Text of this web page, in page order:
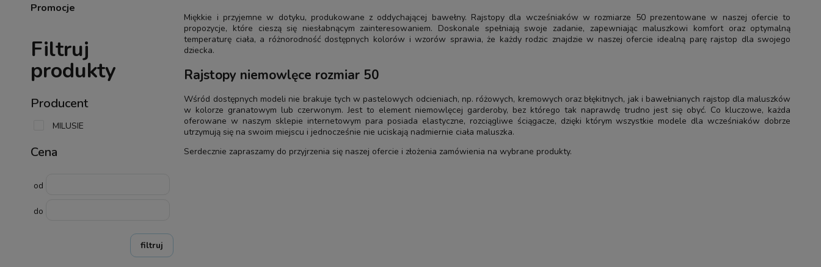
Promocje
Filtruj
produkty
Producent
MILUSIE
Cena
od
do
filtruj
Miękkie i przyjemne w dotyku, produkowane z oddychającej bawełny. Rajstopy dla wcześniaków w rozmiarze 50 prezentowane w naszej ofercie to
propozycje, które cieszą się niesłabnącym zainteresowaniem. Doskonale spełniają swoje zadanie, zapewniając maluszkowi komfort oraz optymalną
temperaturę ciała, a różnorodność dostępnych kolorów i wzorów sprawia, że każdy rodzic znajdzie w naszej ofercie idealną parę rajstop dla swojego
dziecka.
Rajstopy niemowlęce rozmiar 50
Wśród dostępnych modeli nie brakuje tych w pastelowych odcieniach, np. różowych, kremowych oraz błękitnych, jak i bawełnianych rajstop dla maluszków
w kolorze granatowym lub czerwonym. Jest to element niemowlęcej garderoby, bez którego tak naprawdę trudno jest się obyć. Co kluczowe, każda
oferowane w naszym sklepie internetowym para posiada elastyczne, rozciągliwe ściągacze, dzięki którym wszystkie modele dla wcześniaków dobrze
utrzymują się na swoim miejscu i jednocześnie nie uciskają nadmiernie ciała maluszka.
Serdecznie zapraszamy do przyjrzenia się naszej ofercie i złożenia zamówienia na wybrane produkty.